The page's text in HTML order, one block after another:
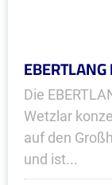
Die
Wetzlar
auf den
und ist...